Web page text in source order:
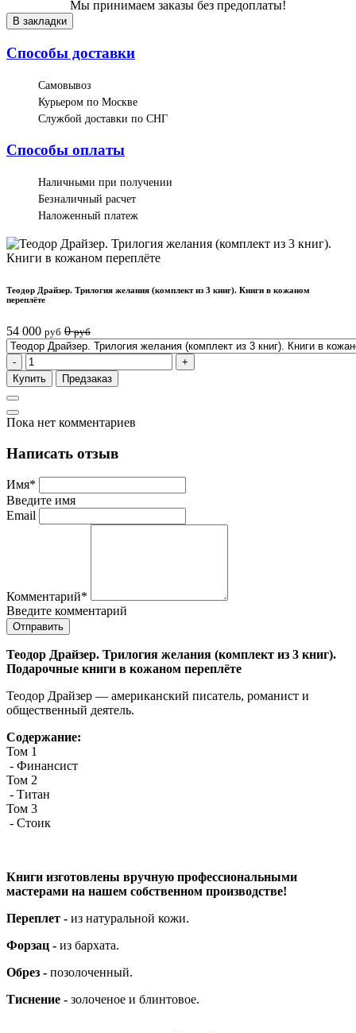
Мы принимаем заказы без предоплаты!
В закладки
Способы доставки
Самовывоз
Курьером по Москве
Службой доставки по СНГ
Способы оплаты
Наличными при получении
Безналичный расчет
Наложенный платеж
Теодор Драйзер. Трилогия желания (комплект из 3 книг). Книги в кожаном
переплёте
54 000 руб 0 руб
-
+
Купить
Предзаказ
Пока нет комментариев
Написать отзыв
Имя*
Введите имя
Email
Комментарий*
Введите комментарий
Теодор Драйзер. Трилогия желания (комплект из 3 книг).
Подарочные книги в кожаном переплёте
Теодор Драйзер — американский писатель, романист и
общественный деятель.
Содержание:
Том 1
- Финансист
Том 2
- Титан
Том 3
- Стоик
Книги изготовлены вручную профессиональными
мастерами на нашем собственном производстве!
Переплет - из натуральной кожи.
Форзац - из бархата.
Обрез - позолоченный.
Тиснение - золоченое и блинтовое.